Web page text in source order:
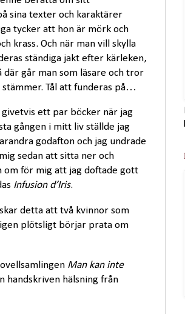
sina texter och karaktärer
tycker att hon är mörk och
krass. Och när man vill skylla
ständiga jakt efter kärleken,
där går man som läsare och tror
Tål att funderas på…
givetvis ett par böcker när jag
gången i mitt liv ställde jag
godafton och jag undrade
sedan att sitta ner och
om för mig att jag doftade gott
Infusion d’Iris.
detta att två kvinnor som
plötsligt börjar prata om
Man kan inte
handskriven hälsning från